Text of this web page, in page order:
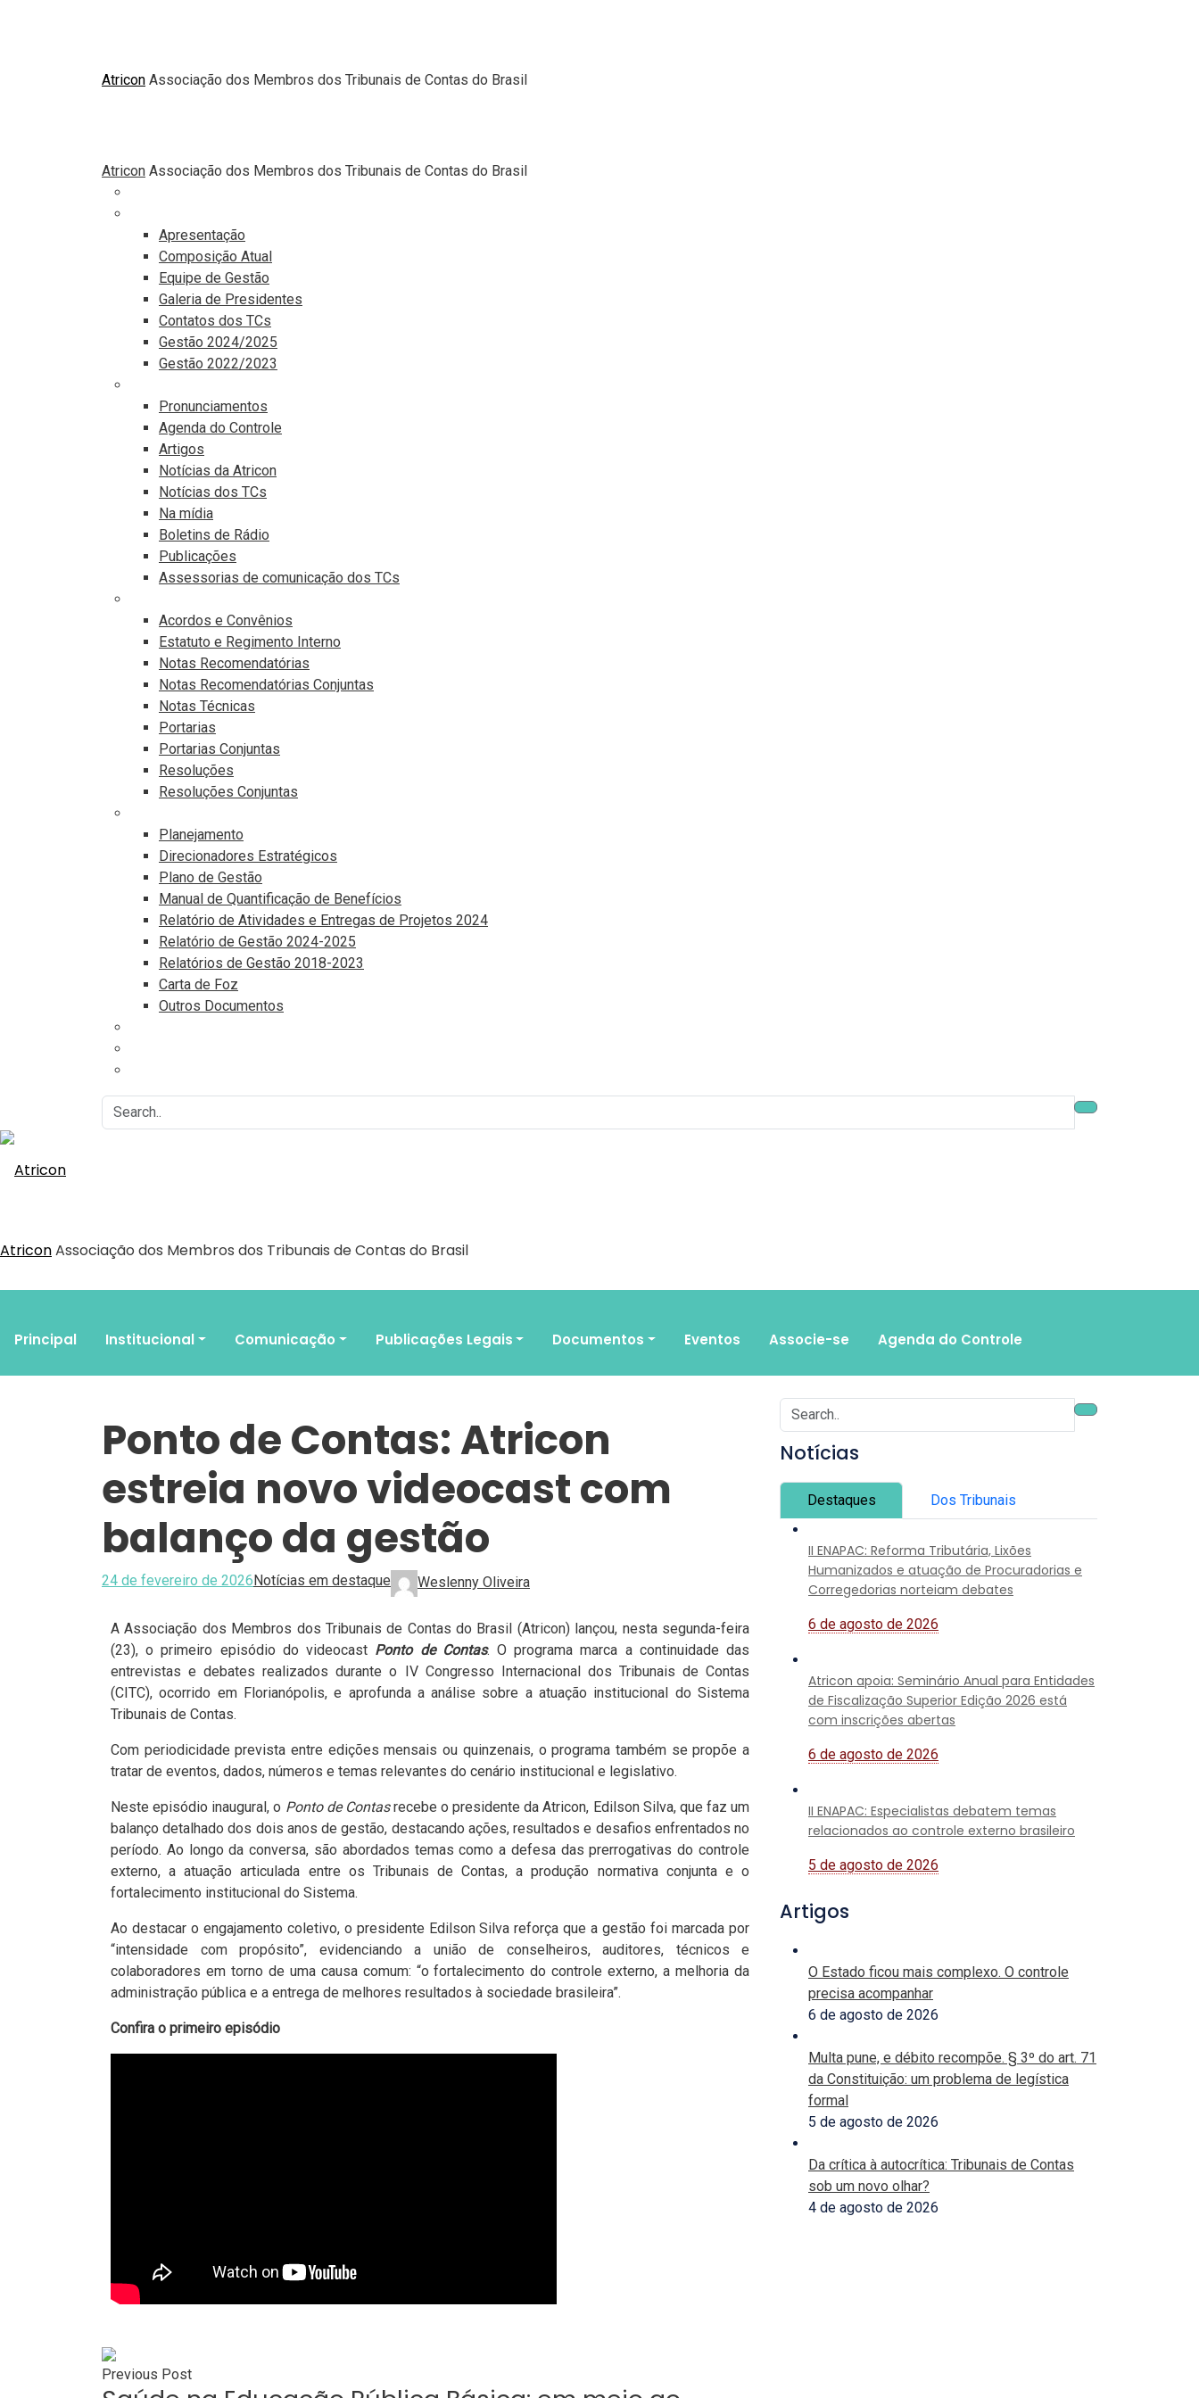
Atricon Associação dos Membros dos Tribunais de Contas do Brasil
Atricon Associação dos Membros dos Tribunais de Contas do Brasil
Apresentação
Composição Atual
Equipe de Gestão
Galeria de Presidentes
Contatos dos TCs
Gestão 2024/2025
Gestão 2022/2023
Pronunciamentos
Agenda do Controle
Artigos
Notícias da Atricon
Notícias dos TCs
Na mídia
Boletins de Rádio
Publicações
Assessorias de comunicação dos TCs
Acordos e Convênios
Estatuto e Regimento Interno
Notas Recomendatórias
Notas Recomendatórias Conjuntas
Notas Técnicas
Portarias
Portarias Conjuntas
Resoluções
Resoluções Conjuntas
Planejamento
Direcionadores Estratégicos
Plano de Gestão
Manual de Quantificação de Benefícios
Relatório de Atividades e Entregas de Projetos 2024
Relatório de Gestão 2024-2025
Relatórios de Gestão 2018-2023
Carta de Foz
Outros Documentos
AtriconAssociação dos Membros dos Tribunais de Contas do Brasil
Principal Institucional Comunicação Publicações Legais Documentos Eventos Associe-se Agenda do Controle
Ponto de Contas: Atricon
estreia novo videocast com
balanço da gestão
24 de fevereiro de 2026Notícias em destaque Weslenny Oliveira
A Associação dos Membros dos Tribunais de Contas do Brasil (Atricon) lançou, nesta segunda-feira
(23), o primeiro episódio do videocast Ponto de Contas. O programa marca a continuidade das
entrevistas e debates realizados durante o IV Congresso Internacional dos Tribunais de Contas
(CITC), ocorrido em Florianópolis, e aprofunda a análise sobre a atuação institucional do Sistema
Tribunais de Contas.
Com periodicidade prevista entre edições mensais ou quinzenais, o programa também se propõe a
tratar de eventos, dados, números e temas relevantes do cenário institucional e legislativo.
Neste episódio inaugural, o Ponto de Contasrecebe o presidente da Atricon, Edilson Silva, que faz um
balanço detalhado dos dois anos de gestão, destacando ações, resultados e desafios enfrentados no
período. Ao longo da conversa, são abordados temas como a defesa das prerrogativas do controle
externo, a atuação articulada entre os Tribunais de Contas, a produção normativa conjunta e o
fortalecimento institucional do Sistema.
Ao destacar o engajamento coletivo, o presidente Edilson Silva reforça que a gestão foi marcada por
“intensidade com propósito”, evidenciando a união de conselheiros, auditores, técnicos e
colaboradores em torno de uma causa comum: “o fortalecimento do controle externo, a melhoria da
administração pública e a entrega de melhores resultados à sociedade brasileira”.
Confira o primeiro episódio
Previous Post
Notícias
Destaques Dos Tribunais
II ENAPAC: Reforma Tributária, Lixões
Humanizados e atuação de Procuradorias e
Corregedorias norteiam debates
6 de agosto de 2026
Atricon apoia: Seminário Anual para Entidades
de Fiscalização Superior Edição 2026 está
com inscrições abertas
6 de agosto de 2026
II ENAPAC: Especialistas debatem temas
relacionados ao controle externo brasileiro
5 de agosto de 2026
Artigos
O Estado ficou mais complexo. O controle
precisa acompanhar
6 de agosto de 2026
Multa pune, e débito recompõe. § 3º do art. 71
da Constituição: um problema de legística
formal
5 de agosto de 2026
Da crítica à autocrítica: Tribunais de Contas
sob um novo olhar?
4 de agosto de 2026